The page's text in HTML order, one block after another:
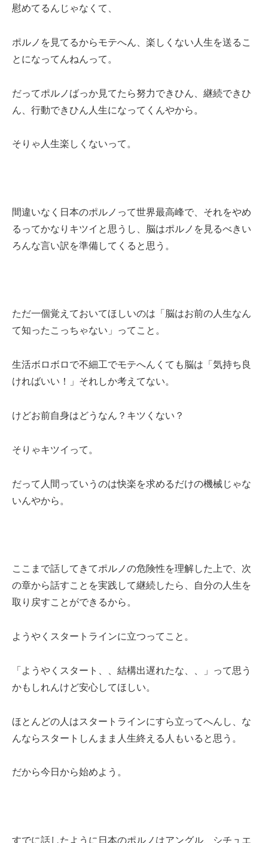
慰めてるんじゃなくて、
ポルノを見てるからモテへん、楽しくない人生を送るこ
とになってんねんって。
だってポルノばっか見てたら努力できひん、継続できひ
ん、行動できひん人生になってくんやから。
そりゃ人生楽しくないって。
間違いなく日本のポルノって世界最高峰で、それをやめ
るってかなりキツイと思うし、脳はポルノを見るべきい
ろんな言い訳を準備してくると思う。
ただ一個覚えておいてほしいのは「脳はお前の人生なん
て知ったこっちゃない」ってこと。
生活ボロボロで不細工でモテへんくても脳は「気持ち良
ければいい！」それしか考えてない。
けどお前自身はどうなん？キツくない？
そりゃキツイって。
だって人間っていうのは快楽を求めるだけの機械じゃな
いんやから。
ここまで話してきてポルノの危険性を理解した上で、次
の章から話すことを実践して継続したら、自分の人生を
取り戻すことができるから。
ようやくスタートラインに立つってこと。
「ようやくスタート、、結構出遅れたな、、」って思う
かもしれんけど安心してほしい。
ほとんどの人はスタートラインにすら立ってへんし、な
んならスタートしんまま人生終える人もいると思う。
だから今日から始めよう。
すでに話したように日本のポルノはアングル、シチュエ